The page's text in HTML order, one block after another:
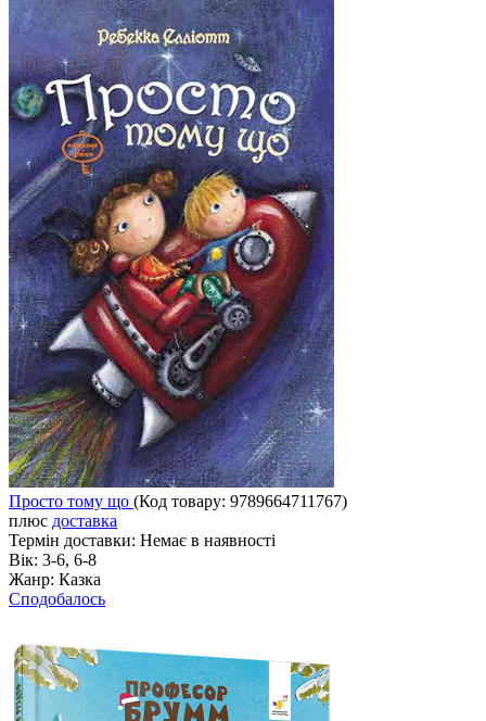
Просто тому що (Код товару: 9789664711767)
плюс доставка
Термін доставки: Немає в наявності
Вік: 3-6, 6-8
Жанр: Казка
Сподобалось